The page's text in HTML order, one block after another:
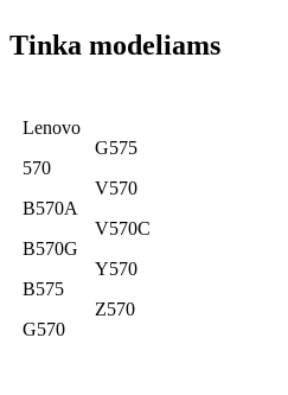
Tinka modeliams
Lenovo
570
B570A
B570G
B575
G570
G575
V570
V570C
Y570
Z570